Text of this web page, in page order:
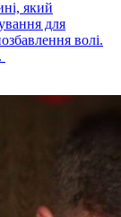
який
для
волі.